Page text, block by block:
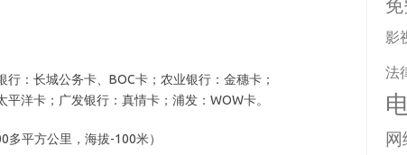
：长城公务卡、BOC卡；农业银行：金穗卡；
洋卡；广发银行：真情卡；浦发：WOW卡。
平方公里，海拔-100米）
影
法